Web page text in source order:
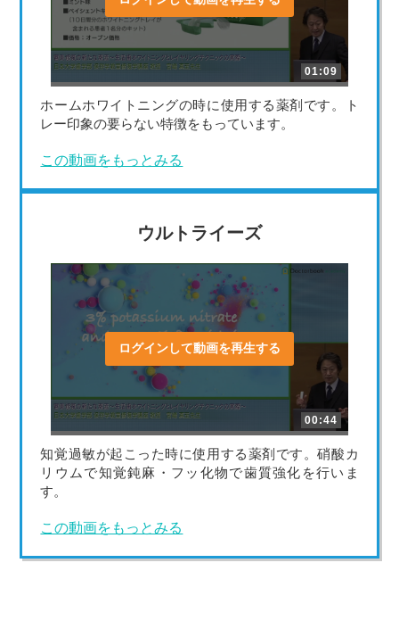
01:09
ホームホワイトニングの時に使用する薬剤です。ト
レー印象の要らない特徴をもっています。
この動画をもっとみる
ウルトライーズ
ログインして動画を再生する
00:44
知覚過敏が起こった時に使用する薬剤です。硝酸カ
リウムで知覚鈍麻・フッ化物で歯質強化を行いま
す。
この動画をもっとみる